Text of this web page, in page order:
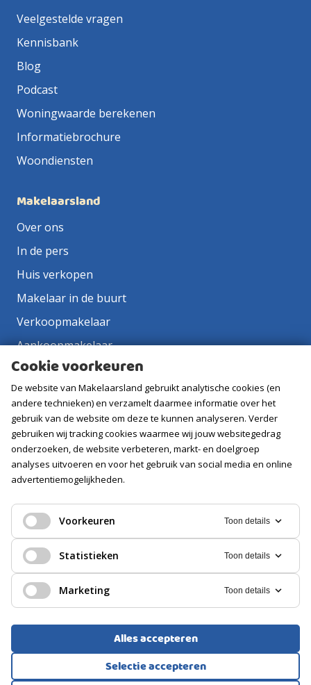
Veelgestelde vragen
Kennisbank
Blog
Podcast
Woningwaarde berekenen
Informatiebrochure
Woondiensten
Makelaarsland
Over ons
In de pers
Huis verkopen
Makelaar in de buurt
Verkoopmakelaar
Aankoopmakelaar
Contact
Vacatures
Volg ons
Voorwaarden Privacyverklaring
Cookie voorkeuren
De website van Makelaarsland gebruikt analytische cookies (en
andere technieken) en verzamelt daarmee informatie over het
gebruik van de website om deze te kunnen analyseren. Verder
gebruiken wij tracking cookies waarmee wij jouw websitegedrag
onderzoeken, de website verbeteren, markt- en doelgroep
analyses uitvoeren en voor het gebruik van social media en online
advertentiemogelijkheden.
Voorkeuren Toon details
Statistieken Toon details
Marketing Toon details
Alles accepteren
Selectie accepteren